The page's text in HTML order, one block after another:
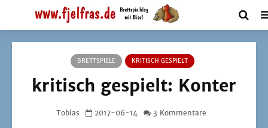
BRETTSPIELE KRITISCH GESPIELT
kritisch gespielt: Konter
Tobias 2017-06-14 3 Kommentare